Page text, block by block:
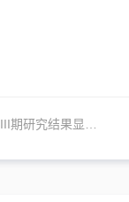
系白血病患者的无事件生存期和总生存期